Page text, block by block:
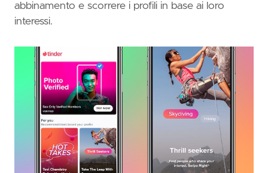
abbinamento e scorrere i profili in base ai loro
interessi.